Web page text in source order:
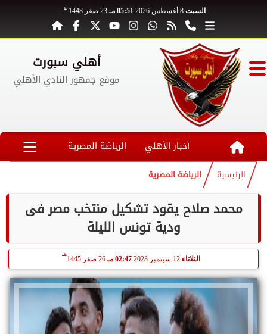
السبت 8 أغسطس 2026 05:51 مـ 23 صفر 1448 هـ
أهلي سبورت
موقع جمهور النادي الأهلي
أخبار الأهلي الرياضة المصرية
الرئيسية الرياضة المصرية
محمد صلاح يقود تشكيل منتخب مصر فى
ودية تونس الليلة
الثلاثاء 02:47 مـ 26 صفر 1445
هـ